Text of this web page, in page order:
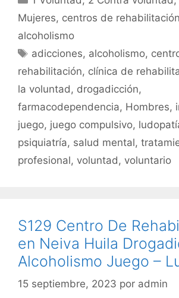
e
b
o
o
k
er l
s
p
p
p
tir
Mujeres, centros de
alcoholismo
Etiquetas
adicciones, alcoholismo,
rehabilitación, clínica de
la voluntad , drogadicción,
farmacodependencia, Hombres,
juego, juego compulsivo,
psiquiatría, salud mental,
profesional, voluntad , voluntario
S129 Centro De
en Neiva Huila
Alcoholismo Juego –
15 septiembre, 2023 por admin